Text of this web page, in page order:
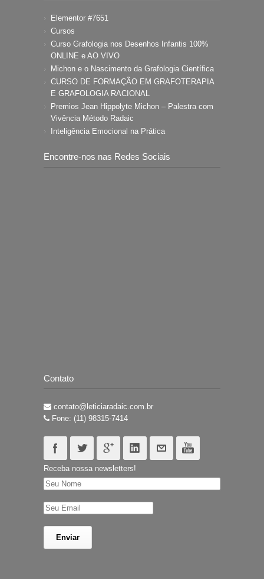
Elementor #7651
Cursos
Curso Grafologia nos Desenhos Infantis 100%
ONLINE e AO VIVO
Michon e o Nascimento da Grafologia Científica
CURSO DE FORMAÇÃO EM GRAFOTERAPIA
E GRAFOLOGIA RACIONAL
Premios Jean Hippolyte Michon – Palestra com
Vivência Método Radaic
Inteligência Emocional na Prática
Encontre-nos nas Redes Sociais
Contato
contato@leticiaradaic.com.br
Fone: (11) 98315-7414
Receba nossa newsletters!